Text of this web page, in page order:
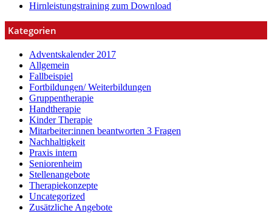
Hirnleistungstraining zum Download
Kategorien
Adventskalender 2017
Allgemein
Fallbeispiel
Fortbildungen/ Weiterbildungen
Gruppentherapie
Handtherapie
Kinder Therapie
Mitarbeiter:innen beantworten 3 Fragen
Nachhaltigkeit
Praxis intern
Seniorenheim
Stellenangebote
Therapiekonzepte
Uncategorized
Zusätzliche Angebote